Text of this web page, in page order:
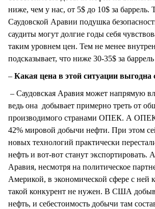
ниже, чем у нас, от 5$ до 10$ за баррель.
Саудовской Аравии подушка
саудиты могут долгие годы себя
таким уровнем цен. Тем не менее
подсказывает, что ниже 30-35$ за
– Какая цена в этой ситуации выгодна
– Саудовская Аравия может напрямую
ведь она добывает примерно треть от
производимого странами ОПЕК. А ОПЕК
42% мировой добычи нефти. При этом
новых технологий практически
нефть и вот-вот станут экспортировать.
Аравия, несмотря на политическое
Америкой, в экономической сфере с ней
такой конкурент не нужен. В США
нефть, и себестоимость добычи там